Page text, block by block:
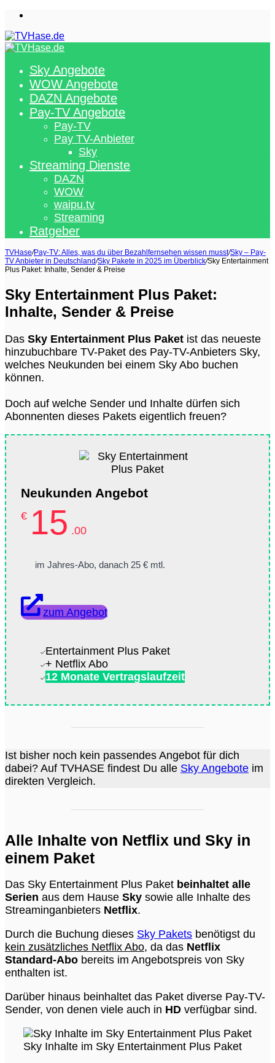
Sky Angebote
WOW Angebote
DAZN Angebote
Pay-TV Angebote
Pay-TV
Pay TV-Anbieter
Sky
Streaming Dienste
DAZN
WOW
waipu.tv
Streaming
Ratgeber
TVHase/Pay-TV: Alles, was du über Bezahlfernsehen wissen musst/Sky – Pay-
TV Anbieter in Deutschland/Sky Pakete in 2025 im Überblick/Sky Entertainment
Plus Paket: Inhalte, Sender & Preise
Sky Entertainment Plus Paket:
Inhalte, Sender & Preise
Das Sky Entertainment Plus Paket ist das neueste
hinzubuchbare TV-Paket des Pay-TV-Anbieters Sky,
welches Neukunden bei einem Sky Abo buchen
können.
Doch auf welche Sender und Inhalte dürfen sich
Abonnenten dieses Pakets eigentlich freuen?
Neukunden Angebot
€ 15 .00
im Jahres-Abo, danach 25 € mtl.
zum Angebot
Entertainment Plus Paket
+ Netflix Abo
12 Monate Vertragslaufzeit
Ist bisher noch kein passendes Angebot für dich
dabei? Auf TVHASE findest Du alle Sky Angebote im
direkten Vergleich.
Alle Inhalte von Netflix und Sky in
einem Paket
Das Sky Entertainment Plus Paket beinhaltet alle
Serien aus dem Hause Sky sowie alle Inhalte des
Streaminganbieters Netflix.
Durch die Buchung dieses Sky Pakets benötigst du
kein zusätzliches Netflix Abo, da das Netflix
Standard-Abo bereits im Angebotspreis von Sky
enthalten ist.
Darüber hinaus beinhaltet das Paket diverse Pay-TV-
Sender, von denen viele auch in HD verfügbar sind.
Sky Inhalte im Sky Entertainment Plus Paket